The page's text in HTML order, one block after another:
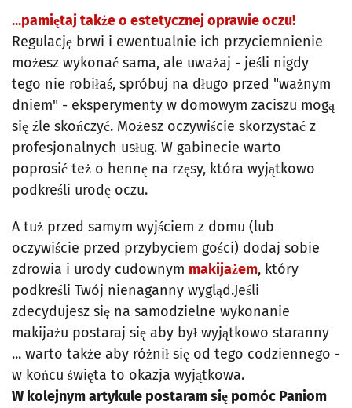
...pamiętaj także o estetycznej oprawie oczu!
Regulację brwi i ewentualnie ich przyciemnienie
możesz wykonać sama, ale uważaj - jeśli nigdy
tego nie robiłaś, spróbuj na długo przed "ważnym
dniem" - eksperymenty w domowym zaciszu mogą
się źle skończyć. Możesz oczywiście skorzystać z
profesjonalnych usług. W gabinecie warto
poprosić też o hennę na rzęsy, która wyjątkowo
podkreśli urodę oczu.
A tuż przed samym wyjściem z domu (lub
oczywiście przed przybyciem gości) dodaj sobie
zdrowia i urody cudownym makijażem, który
podkreśli Twój nienaganny wygląd.Jeśli
zdecydujesz się na samodzielne wykonanie
makijażu postaraj się aby był wyjątkowo staranny
... warto także aby różnił się od tego codziennego -
w końcu święta to okazja wyjątkowa.
W kolejnym artykule postaram się pomóc Paniom